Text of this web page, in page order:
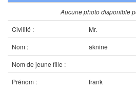
Aucune photo disponible
Civilité :
Mr.
Nom :
aknine
Nom de jeune fille :
Prénom :
frank